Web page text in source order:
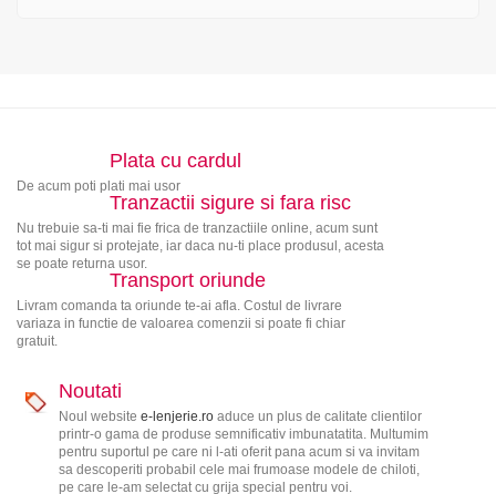
Plata cu cardul
De acum poti plati mai usor
Tranzactii sigure si fara risc
Nu trebuie sa-ti mai fie frica de tranzactiile online, acum sunt
tot mai sigur si protejate, iar daca nu-ti place produsul, acesta
se poate returna usor.
Transport oriunde
Livram comanda ta oriunde te-ai afla. Costul de livrare
variaza in functie de valoarea comenzii si poate fi chiar
gratuit.
Noutati
Noul website e-lenjerie.roaduce un plus de calitate clientilor
printr-o gama de produse semnificativ imbunatatita. Multumim
pentru suportul pe care ni l-ati oferit pana acum si va invitam
sa descoperiti probabil cele mai frumoase modele de chiloti,
pe care le-am selectat cu grija special pentru voi.